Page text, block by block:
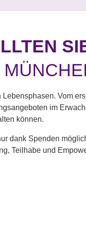
Vom
im
können.
dank Spenden
Teilhabe und